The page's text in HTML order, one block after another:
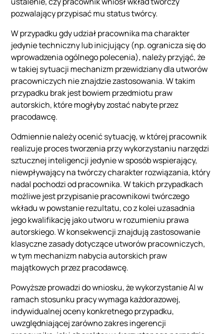
pozwalający przypisać mu status twórcy.
W przypadku gdy udział pracownika ma charakter
jedynie techniczny lub inicjujący (np. ogranicza się do
wprowadzenia ogólnego polecenia), należy przyjąć, że
w takiej sytuacji mechanizm przewidziany dla utworów
pracowniczych nie znajdzie zastosowania. W takim
przypadku brak jest bowiem przedmiotu praw
autorskich, które mogłyby zostać nabyte przez
pracodawcę.
Odmiennie należy ocenić sytuację, w której pracownik
realizuje proces tworzenia przy wykorzystaniu narzędzi
sztucznej inteligencji jedynie w sposób wspierający,
niewpływający na twórczy charakter rozwiązania, który
nadal pochodzi od pracownika. W takich przypadkach
możliwe jest przypisanie pracownikowi twórczego
wkładu w powstanie rezultatu, co z kolei uzasadnia
jego kwalifikację jako utworu w rozumieniu prawa
autorskiego. W konsekwencji znajdują zastosowanie
klasyczne zasady dotyczące utworów pracowniczych,
w tym mechanizm nabycia autorskich praw
majątkowych przez pracodawcę.
Powyższe prowadzi do wniosku, że wykorzystanie AI w
ramach stosunku pracy wymaga każdorazowej,
indywidualnej oceny konkretnego przypadku,
uwzględniającej zarówno zakres ingerencji